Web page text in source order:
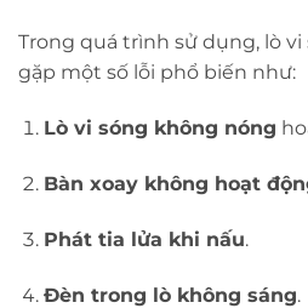
Trong quá trình sử dụng, lò vi
gặp một số lỗi phổ biến như:
Lò vi sóng không nóng
Bàn xoay không hoạt
Phát tia lửa khi nấu.
Đèn trong lò không sáng.